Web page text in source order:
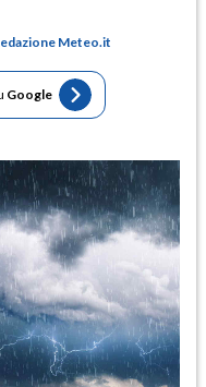
Meteo.it
Google